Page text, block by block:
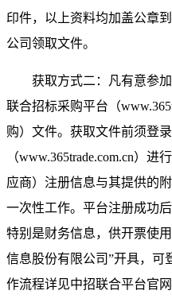
印件，以上资料均加盖公章
公司领取文件。
获取方式二：凡有意参
联合招标采购平台（
购）文件。获取文件前须登
（www.365trade.com.cn）
应商）注册信息与其提供的
一次性工作。平台注册成功
特别是财务信息，供开票使
信息股份有限公司”开具，可
作流程详见中招联合平台官